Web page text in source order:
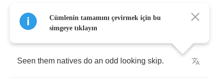
'Till I rocked to Africa and
Seen them natives do an odd looking skip.
Cümlenin tamamını çevirmek için bu
simgeye tıklayın